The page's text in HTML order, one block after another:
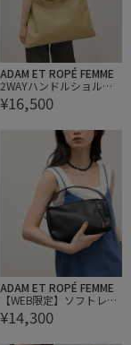
ADAM ET ROPÉ FEMME
2WAYハンドルショルダ
ーバッグ
¥16,500
ADAM ET ROPÉ FEMME
【WEB限定】ソフトレザ
ーライクミニショルダー
バッグ
¥14,300